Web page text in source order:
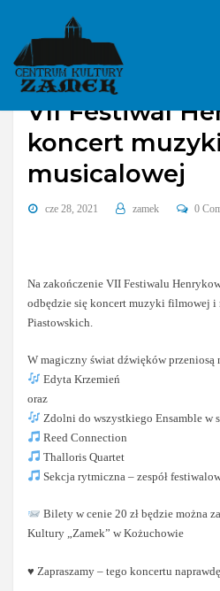
content
VII Festiwal
koncert
musicalowej
cze 28, 2021 zamek 0
Na zakończenie VII Festiwalu
odbędzie się koncert muzyki filmowej i
Piastowskich.
W magiczny świat dźwięków przeniosą
Edyta Krzemień
oraz
Zdolni do wszystkiego Ensamble w
Reed Connection
Thalloris Quartet
Sekcja rytmiczna – zespół
Bilety w cenie 20 zł będzie można
Kultury „Zamek” w Kożuchowie
♥️ Zapraszamy – tego koncertu